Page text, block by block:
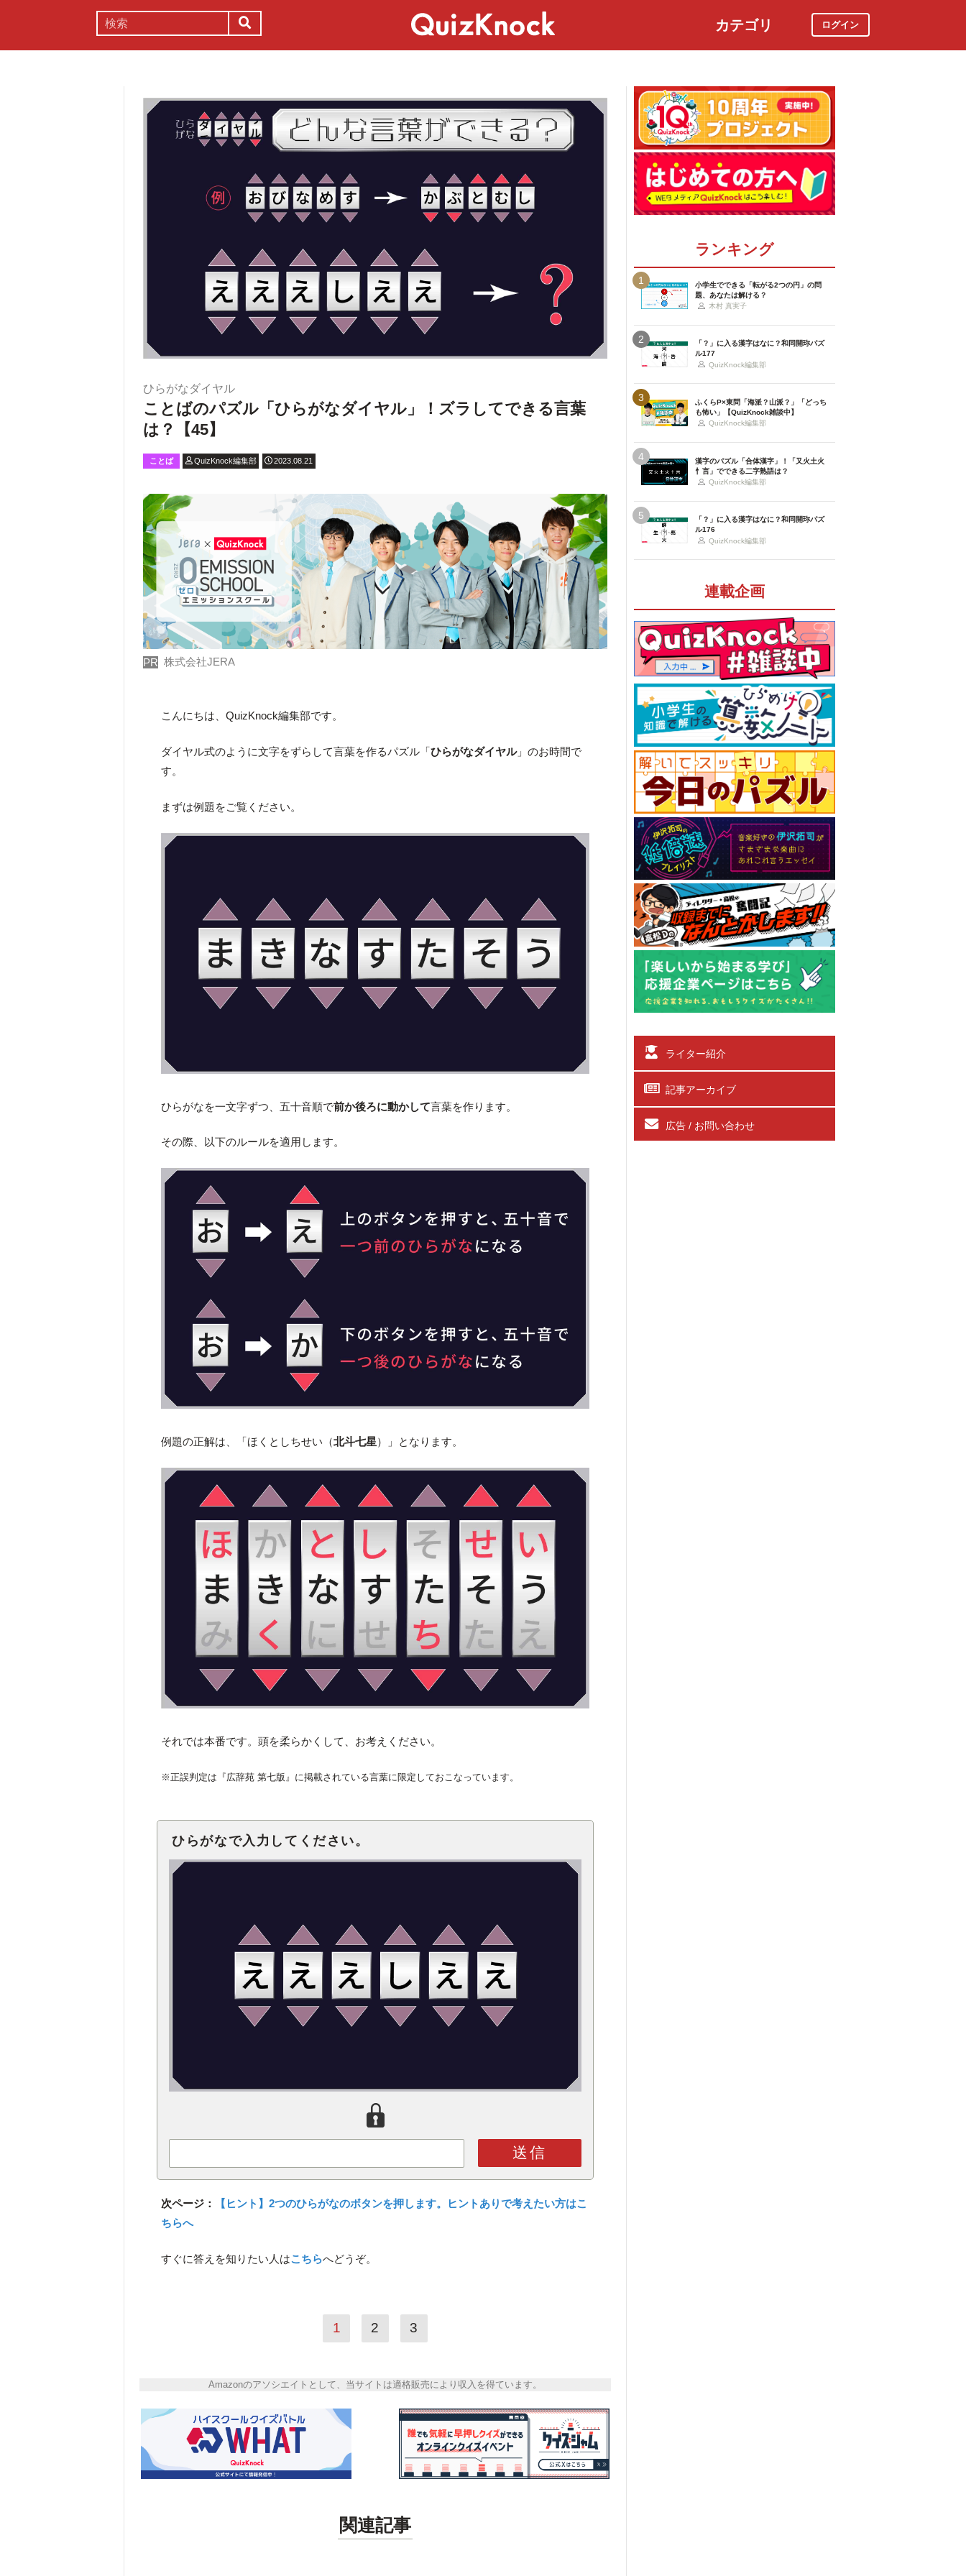
カテゴリ ログイン
ひらがなダイヤル
ことばのパズル「ひらがなダイヤル」！ズラしてできる言葉
は？【45】
ことば QuizKnock編集部 2023.08.21
PR 株式会社JERA
こんにちは、QuizKnock編集部です。
ダイヤル式のように文字をずらして言葉を作るパズル「ひらがなダイヤル」のお時間で
す。
まずは例題をご覧ください。
ひらがなを一文字ずつ、五十音順で前か後ろに動かして言葉を作ります。
その際、以下のルールを適用します。
例題の正解は、「ほくとしちせい（北斗七星）」となります。
それでは本番です。頭を柔らかくして、お考えください。
※正誤判定は『広辞苑 第七版』に掲載されている言葉に限定しておこなっています。
ひらがなで入力してください。
送信
次ページ：
【ヒント】2つのひらがなのボタンを押します。ヒントありで考えたい方はこ
ちらへ
すぐに答えを知りたい人はこちらへどうぞ。
1 2 3
Amazonのアソシエイトとして、当サイトは適格販売により収入を得ています。
関連記事
ランキング
1
小学生でできる「転がる2つの円」の問
題、あなたは解ける？
木村 真実子
2
「？」に入る漢字はなに？和同開珎パズ
ル177
QuizKnock編集部
3
ふくらP×東問「海派？山派？」「どっち
も怖い」【QuizKnock雑談中】
QuizKnock編集部
4
漢字のパズル「合体漢字」！「又火土火
忄言」でできる二字熟語は？
QuizKnock編集部
5
「？」に入る漢字はなに？和同開珎パズ
ル176
QuizKnock編集部
連載企画
ライター紹介
記事アーカイブ
広告 / お問い合わせ